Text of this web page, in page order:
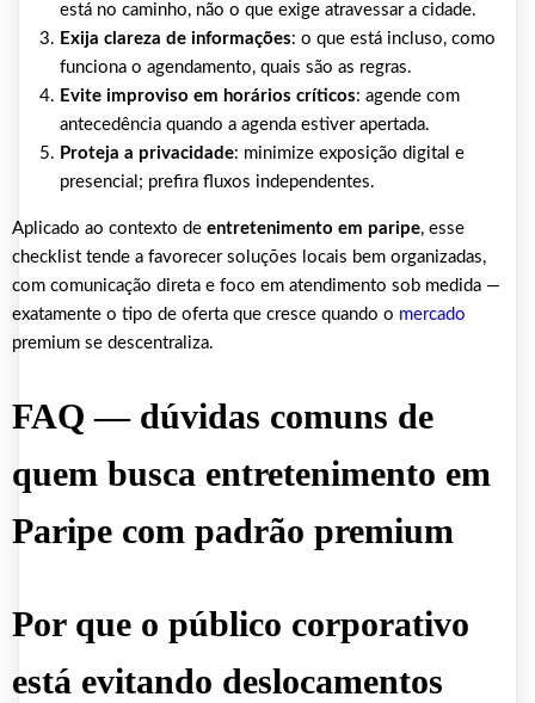
está no caminho, não o que exige atravessar a cidade.
Exija clareza de informações: o que está incluso, como
funciona o agendamento, quais são as regras.
Evite improviso em horários críticos: agende com
antecedência quando a agenda estiver apertada.
Proteja a privacidade: minimize exposição digital e
presencial; prefira fluxos independentes.
Aplicado ao contexto de entretenimento em paripe, esse
checklist tende a favorecer soluções locais bem organizadas,
com comunicação direta e foco em atendimento sob medida —
exatamente o tipo de oferta que cresce quando o mercado
premium se descentraliza.
FAQ — dúvidas comuns de
quem busca entretenimento em
Paripe com padrão premium
Por que o público corporativo
está evitando deslocamentos